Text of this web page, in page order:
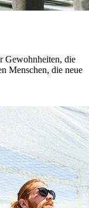
Gewohnheiten, die
Menschen, die neue